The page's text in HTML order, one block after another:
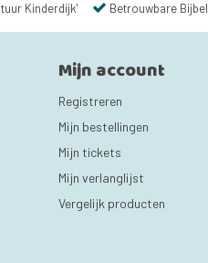
Kinderdijk' Betrouwbare
Mijn account
Registreren
Mijn bestellingen
Mijn tickets
Mijn verlanglijst
Vergelijk producten